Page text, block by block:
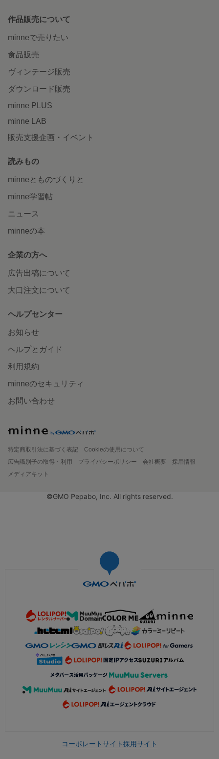
作品販売について
minneで売りたい
食品販売
ヴィンテージ販売
ダウンロード販売
minne PLUS
minne LAB
販売支援企画・イベント
読みもの
minneとものづくりと
minne学習帖
ニュース
minneの本
企業の方へ
広告出稿について
大口注文について
ヘルプセンター
お知らせ
ヘルプとガイド
利用規約
minneのセキュリティ
お問い合わせ
特定商取引法に基づく表記
Cookieの使用について
広告識別子の取得・利用
プライバシーポリシー 会社概要
採用情報
メディアキット
©GMO Pepabo, Inc. All rights reserved.
コーポレートサイト採用サイト